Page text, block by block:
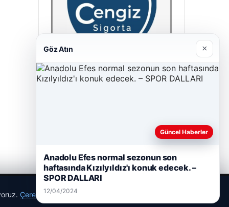
Çerez Politikamız
Göz Atın ×
Güncel Haberler
Anadolu Efes normal sezonun son
haftasında Kızılyıldız'ı konuk edecek. –
SPOR DALLARI
12/04/2024